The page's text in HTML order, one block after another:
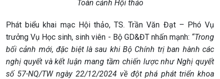
Toàn cảnh Hội thảo
Phát biểu khai mạc Hội thảo, TS. Trần Văn Đạt – Phó Vụ
trưởng Vụ Học sinh, sinh viên - Bộ GD&ĐT nhấn mạnh: “Trong
bối cảnh mới, đặc biệt là sau khi Bộ Chính trị ban hành các
nghị quyết và kết luận mang tầm chiến lược như Nghị quyết
số 57-NQ/TW ngày 22/12/2024 về đột phá phát triển khoa